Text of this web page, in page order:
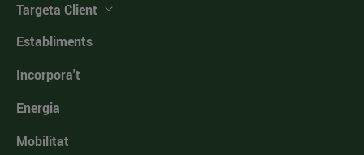
Targeta Client
Establiments
Incorpora't
Energia
Mobilitat